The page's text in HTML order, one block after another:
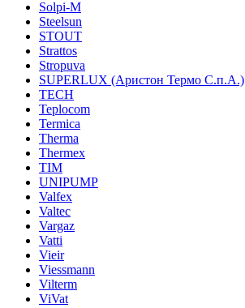
Solpi-M
Steelsun
STOUT
Strattos
Stropuva
SUPERLUX (Аристон Термо С.п.А.)
TECH
Teplocom
Termica
Therma
Thermex
TIM
UNIPUMP
Valfex
Valtec
Vargaz
Vatti
Vieir
Viessmann
Vilterm
ViVat